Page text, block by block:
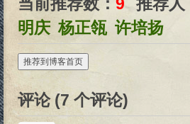
明庆 杨正瓴 许培扬
推荐到博客首页
评论 (7个评论)